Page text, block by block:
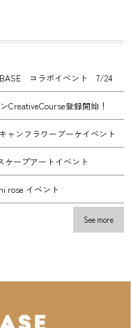
コラボイベント 7/24
CreativeCourse登録開始！
ャンフラワーブーケイベント
ケープアートイベント
rose イベント
See more